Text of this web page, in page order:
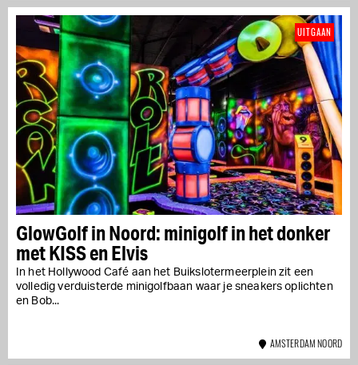
GlowGolf in Noord: minigolf in het donker
met KISS en Elvis
In het Hollywood Café aan het Buikslotermeerplein zit een
volledig verduisterde minigolfbaan waar je sneakers oplichten
en Bob...
UITGAAN
AMSTERDAM NOORD